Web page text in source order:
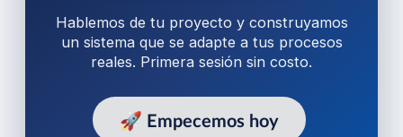
Hablemos de tu proyecto y construyamos
un sistema que se adapte a tus procesos
reales. Primera sesión sin costo.
🚀 Empecemos hoy